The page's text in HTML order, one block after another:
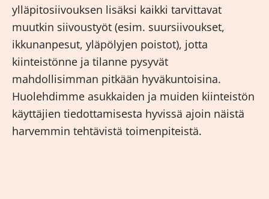
ylläpitosiivouksen lisäksi kaikki tarvittavat
muutkin siivoustyöt (esim. suursiivoukset,
ikkunanpesut, yläpölyjen poistot), jotta
kiinteistönne ja tilanne pysyvät
mahdollisimman pitkään hyväkuntoisina.
Huolehdimme asukkaiden ja muiden kiinteistön
käyttäjien tiedottamisesta hyvissä ajoin näistä
harvemmin tehtävistä toimenpiteistä.